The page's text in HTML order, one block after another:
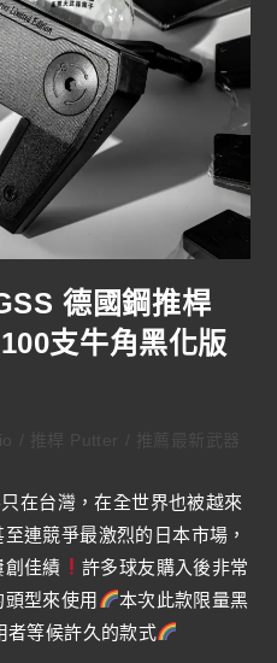
德國鋼推桿
支牛角黑化版
在台灣，在全世界也被越來
連競爭最激烈的日本市場，
創佳績
許多球友購入後非常
型來使用
本次此款限量黑
者等候許久的款式